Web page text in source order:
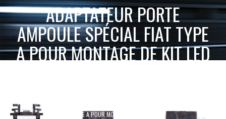
ADAPTATEUR PORTE
AMPOULE SPÉCIAL FIAT TYPE
A POUR MONTAGE DE KIT LED
ADAPTATEUR PORTE AMPOULE
FIAT TYPE A POUR MONTAGE DE KIT LED H7